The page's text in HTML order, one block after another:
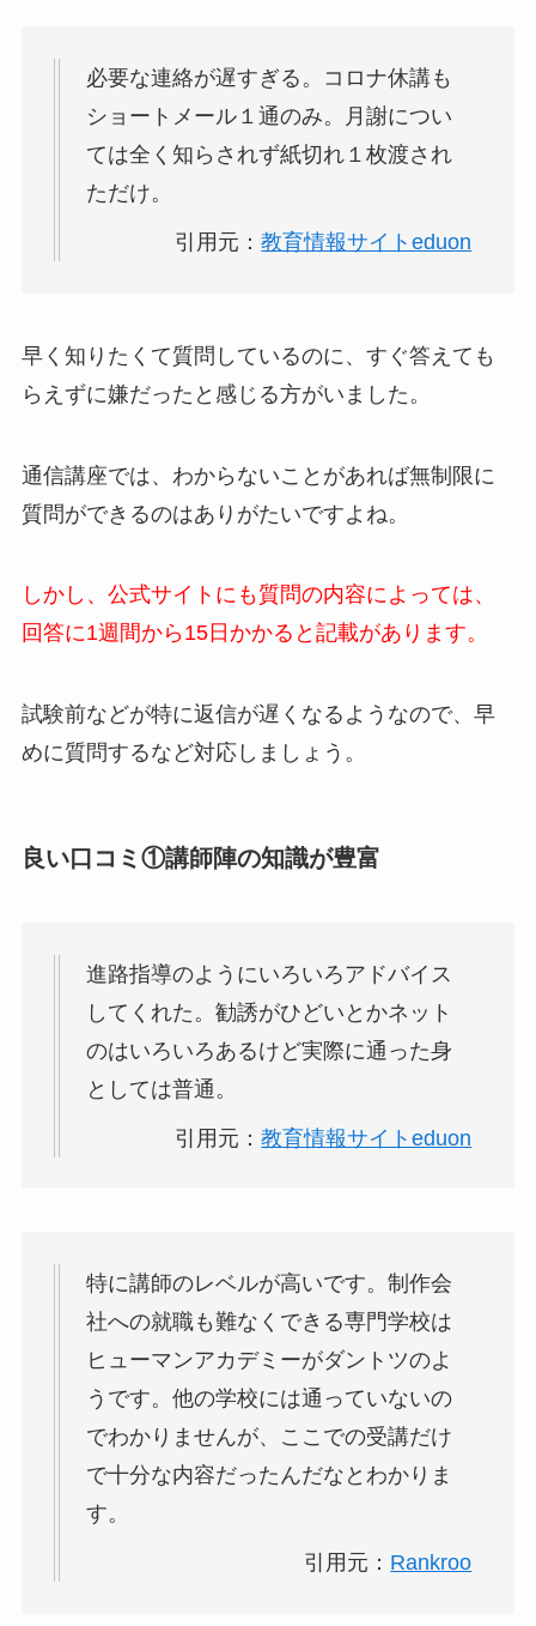
必要な連絡が遅すぎる。コロナ休講も
ショートメール１通のみ。月謝につい
ては全く知らされず紙切れ１枚渡され
ただけ。
引用元：教育情報サイトeduon
早く知りたくて質問しているのに、すぐ答えても
らえずに嫌だったと感じる方がいました。
通信講座では、わからないことがあれば無制限に
質問ができるのはありがたいですよね。
しかし、公式サイトにも質問の内容によっては、
回答に1週間から15日かかると記載があります。
試験前などが特に返信が遅くなるようなので、早
めに質問するなど対応しましょう。
良い口コミ①講師陣の知識が豊富
進路指導のようにいろいろアドバイス
してくれた。勧誘がひどいとかネット
のはいろいろあるけど実際に通った身
としては普通。
引用元：教育情報サイトeduon
特に講師のレベルが高いです。制作会
社への就職も難なくできる専門学校は
ヒューマンアカデミーがダントツのよ
うです。他の学校には通っていないの
でわかりませんが、ここでの受講だけ
で十分な内容だったんだなとわかりま
す。
引用元： Rankroo